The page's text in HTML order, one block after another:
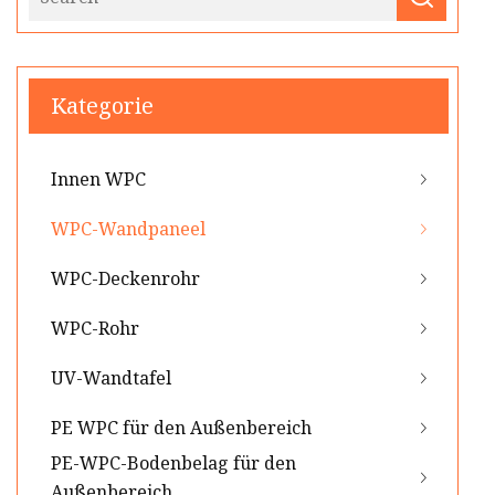
Kategorie
Innen WPC
WPC-Wandpaneel
WPC-Deckenrohr
WPC-Rohr
UV-Wandtafel
PE WPC für den Außenbereich
PE-WPC-Bodenbelag für den